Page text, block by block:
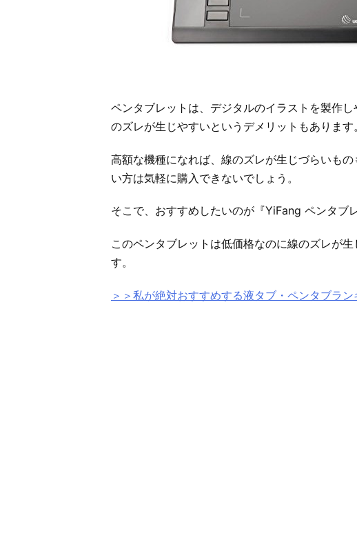
ペンタブレットは、デジタルのイラストを製作
のズレが生じやすいというデメリットもあります。
高額な機種になれば、線のズレが生じづらいも
い方は気軽に購入できないでしょう。
そこで、おすすめしたいのが『YiFang ペンタブ
このペンタブレットは低価格なのに線のズレが
す。
＞＞私が絶対おすすめする液タブ・ペンタブラ